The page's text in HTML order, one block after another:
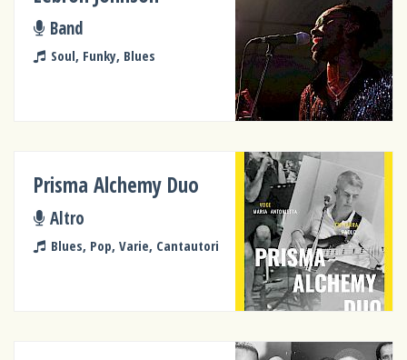
Band
Soul, Funky, Blues
Prisma Alchemy Duo
Altro
Blues, Pop, Varie, Cantautori